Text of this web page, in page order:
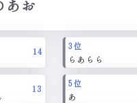
あお
14
3位
らあらら
13
5位
あ